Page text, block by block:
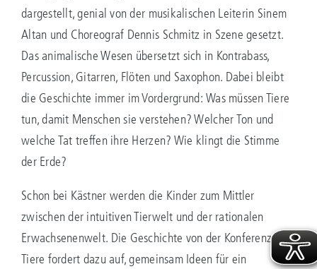
dargestellt, genial von der musikalischen Leiterin Sinem
Altan und Choreograf Dennis Schmitz in Szene gesetzt.
Das animalische Wesen übersetzt sich in Kontrabass,
Percussion, Gitarren, Flöten und Saxophon. Dabei bleibt
die Geschichte immer im Vordergrund: Was müssen Tiere
tun, damit Menschen sie verstehen? Welcher Ton und
welche Tat treffen ihre Herzen? Wie klingt die Stimme
der Erde?
Schon bei Kästner werden die Kinder zum Mittler
zwischen der intuitiven Tierwelt und der rationalen
Erwachsenenwelt. Die Geschichte von der Konferenz der
Tiere fordert dazu auf, gemeinsam Ideen für ein